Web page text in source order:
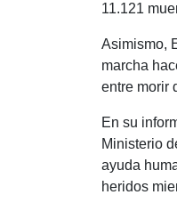
11.121
Asimismo,
marcha
entre morir
En su
Ministerio
ayuda
heridos